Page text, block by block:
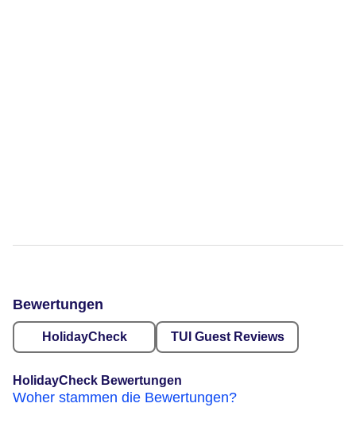
Bewertungen
HolidayCheck TUI Guest Reviews
HolidayCheck Bewertungen
Woher stammen die Bewertungen?